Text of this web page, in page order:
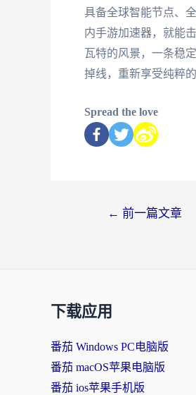
具备全球智能节点、
内手游加速器，就能
瓦特的风景，一条稳
掉线，重新享受纯粹
Spread the love
← 前一篇文章
下载应用
番茄 Windows PC电脑版
番茄 macOS苹果电脑版
番茄 ios苹果手机版